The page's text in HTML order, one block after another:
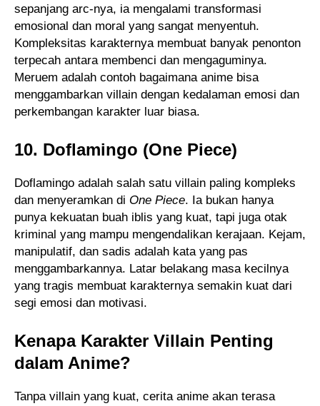
sepanjang arc-nya, ia mengalami transformasi
emosional dan moral yang sangat menyentuh.
Kompleksitas karakternya membuat banyak penonton
terpecah antara membenci dan mengaguminya.
Meruem adalah contoh bagaimana anime bisa
menggambarkan villain dengan kedalaman emosi dan
perkembangan karakter luar biasa.
10. Doflamingo (One Piece)
Doflamingo adalah salah satu villain paling kompleks
dan menyeramkan di One Piece. Ia bukan hanya
punya kekuatan buah iblis yang kuat, tapi juga otak
kriminal yang mampu mengendalikan kerajaan. Kejam,
manipulatif, dan sadis adalah kata yang pas
menggambarkannya. Latar belakang masa kecilnya
yang tragis membuat karakternya semakin kuat dari
segi emosi dan motivasi.
Kenapa Karakter Villain Penting
dalam Anime?
Tanpa villain yang kuat, cerita anime akan terasa